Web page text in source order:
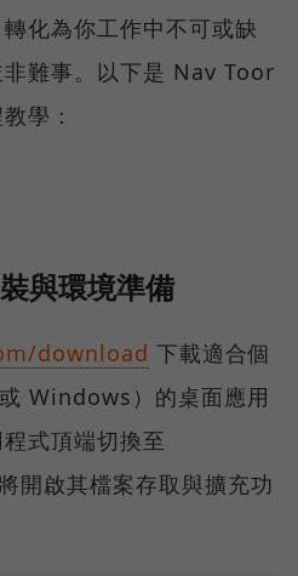
化為你工作中不可或缺
難事。以下是 Nav Toor
學：
與環境準備
download 下載適合個
Windows）的桌面應用
式頂端切換至
開啟其檔案存取與擴充功